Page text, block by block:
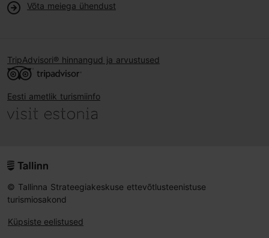
Võta meiega ühendust
TripAdvisori® hinnangud ja arvustused
Eesti ametlik turismiinfo
© Tallinna Strateegiakeskuse ettevõtlusteenistuse
turismiosakond
Küpsiste eelistused